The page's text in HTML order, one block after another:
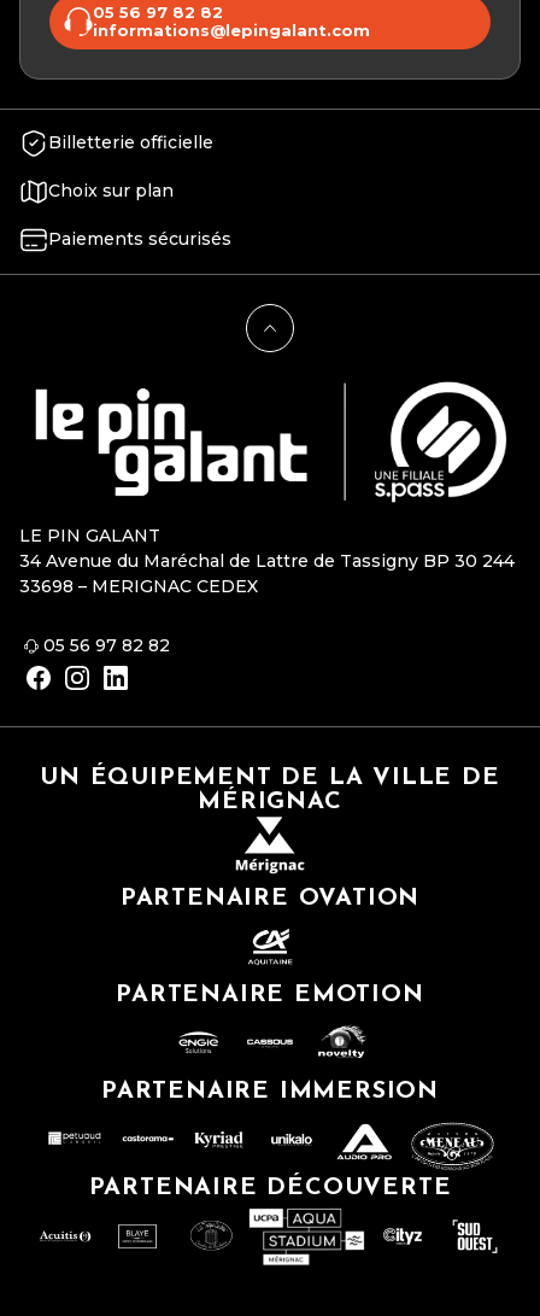
05 56 97 82 82
informations@lepingalant.com
Billetterie officielle
Choix sur plan
Paiements sécurisés
LE PIN GALANT
34 Avenue du Maréchal de Lattre de Tassigny BP 30 244
33698 – MERIGNAC CEDEX
05 56 97 82 82
UN ÉQUIPEMENT DE LA VILLE DE
MÉRIGNAC
PARTENAIRE OVATION
PARTENAIRE EMOTION
PARTENAIRE IMMERSION
PARTENAIRE DÉCOUVERTE